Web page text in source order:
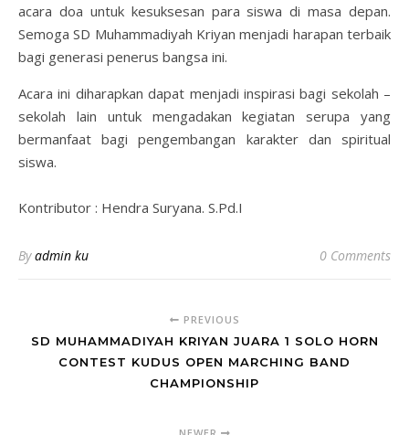
acara doa untuk kesuksesan para siswa di masa depan.
Semoga SD Muhammadiyah Kriyan menjadi harapan terbaik
bagi generasi penerus bangsa ini.
Acara ini diharapkan dapat menjadi inspirasi bagi sekolah –
sekolah lain untuk mengadakan kegiatan serupa yang
bermanfaat bagi pengembangan karakter dan spiritual
siswa.
Kontributor : Hendra Suryana. S.Pd.I
Byadmin ku 0 Comments
PREVIOUS
SD MUHAMMADIYAH KRIYAN JUARA 1 SOLO HORN
CONTEST KUDUS OPEN MARCHING BAND
CHAMPIONSHIP